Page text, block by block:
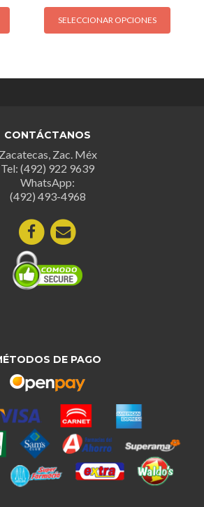
SELECCIONAR OPCIONES
Este
CONTÁCTANOS
Zacatecas, Zac. Méx
Tel: (492) 922 9639
WhatsApp:
(492) 493-4968
DE PAGO